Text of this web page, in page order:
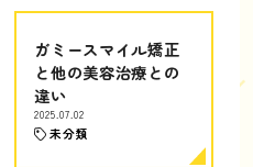
ガミースマイル矯正
と他の美容治療との
違い
2025.07.02
未分類